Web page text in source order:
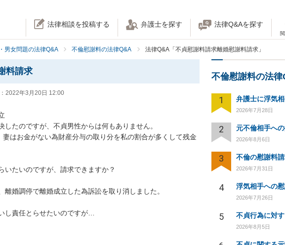
法律相談を投稿する 弁護士を探す 法律Q&Aを探す
男女問題の法律Q&A 不倫慰謝料の法律Q&A 法律Q&A「不貞慰謝料請求離婚慰謝料請求」
料請求
2022年3月20日 12:00
たのですが、不貞男性からは何もありません。
はお金がない為財産分与の取り分を私の割合が多くして残金
いたいのですが、請求できますか？
婚調停で離婚成立した為訴訟を取り消しました。
し責任とらせたいのですが…
不倫慰謝料の法
1
2026年7月28日
2 元不倫相手へ
2026年8月6日
3
2026年7月31日
4
2026年7月26日
5
2026年8月5日